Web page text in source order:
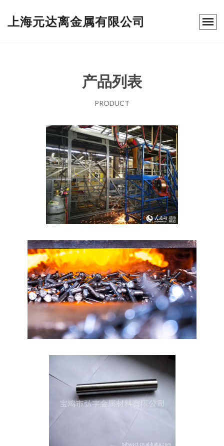
上海元达离金属有限公司
产品列表
PRODUCT